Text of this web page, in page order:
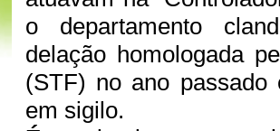
o departamento
delação homologada
(STF) no ano
em sigilo.